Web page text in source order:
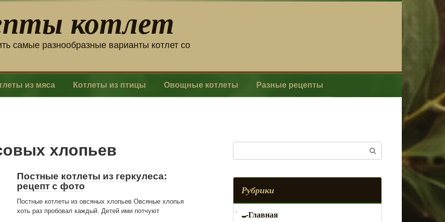
котлет
самые разнообразные варианты котлет со
из мяса Котлеты из птицы Овощные котлеты Разные рецепты
хлопьев
Постные котлеты из геркулеса:
рецепт с фото
Постные котлеты из овсяных хлопьев Овсяные хлопья
хоть раз пробовал каждый. Детей ими потчуют
Рубрики
Главная